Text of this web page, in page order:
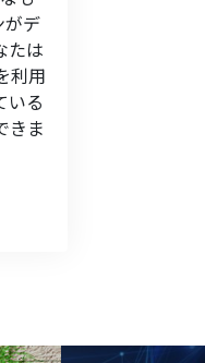
がデ
たは
利用
いる
きま